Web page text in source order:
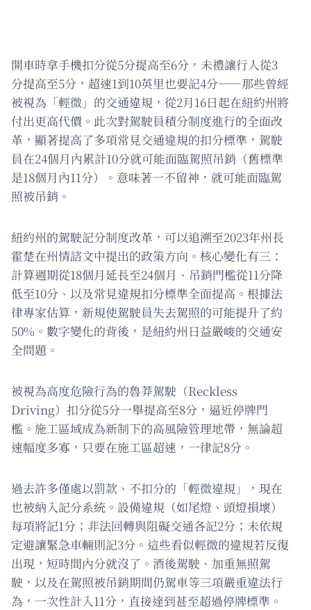
開車時拿手機扣分從5分提高至6分，未禮讓行人從3
分提高至5分，超速1到10英里也要記4分——那些曾經
被視為「輕微」的交通違規，從2月16日起在紐約州將
付出更高代價。此次對駕駛員積分制度進行的全面改
革，顯著提高了多項常見交通違規的扣分標準，駕駛
員在24個月內累計10分就可能面臨駕照吊銷（舊標準
是18個月內11分）。意味著一不留神，就可能面臨駕
照被吊銷。
紐約州的駕駛記分制度改革，可以追溯至2023年州長
霍楚在州情諮文中提出的政策方向。核心變化有三：
計算週期從18個月延長至24個月、吊銷門檻從11分降
低至10分、以及常見違規扣分標準全面提高。根據法
律專家估算，新規使駕駛員失去駕照的可能提升了約
50%。數字變化的背後，是紐約州日益嚴峻的交通安
全問題。
被視為高度危險行為的魯莽駕駛（Reckless
Driving）扣分從5分一舉提高至8分，逼近停牌門
檻。施工區域成為新制下的高風險管理地帶，無論超
速幅度多寡，只要在施工區超速，一律記8分。
過去許多僅處以罰款、不扣分的「輕微違規」，現在
也被納入記分系統。設備違規（如尾燈、頭燈損壞）
每項將記1分；非法回轉與阻礙交通各記2分；未依規
定避讓緊急車輛則記3分。這些看似輕微的違規若反復
出現，短時間內分就沒了。酒後駕駛、加重無照駕
駛，以及在駕照被吊銷期間仍駕車等三項嚴重違法行
為，一次性計入11分，直接達到甚至超過停牌標準。